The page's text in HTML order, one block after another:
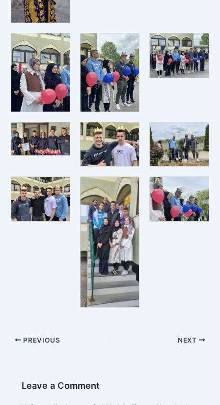
PREVIOUS NEXT
Leave a Comment